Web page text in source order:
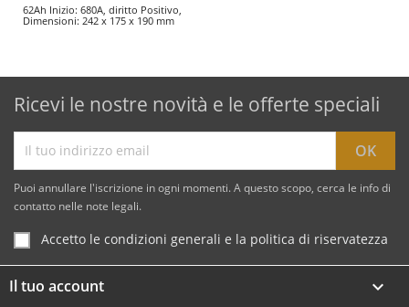
62Ah Inizio: 680A, diritto Positivo,
Dimensioni: 242 x 175 x 190 mm
Ricevi le nostre novità e le offerte speciali
Puoi annullare l'iscrizione in ogni momenti. A questo scopo, cerca le info di
contatto nelle note legali.
Accetto le condizioni generali e la politica di riservatezza
Il tuo account 